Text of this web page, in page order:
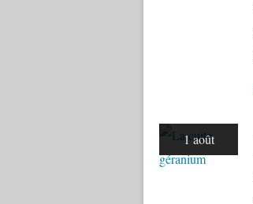
1 août